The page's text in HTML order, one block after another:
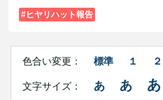
ヒヤリハット報告
Right
Contents
色合い変更： 標準 １ ２
文字サイズ： あ あ あ